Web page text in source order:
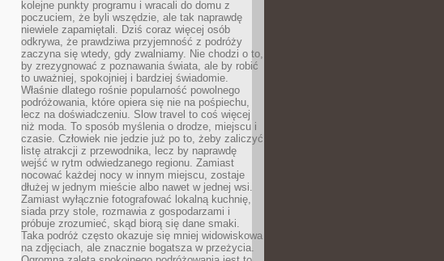
kolejne punkty programu i wracali do domu z
poczuciem, że byli wszędzie, ale tak naprawdę
niewiele zapamiętali. Dziś coraz więcej osób
odkrywa, że prawdziwa przyjemność z podróży
zaczyna się wtedy, gdy zwalniamy. Nie chodzi o to,
by zrezygnować z poznawania świata, ale by robić
to uważniej, spokojniej i bardziej świadomie.
Właśnie dlatego rośnie popularność powolnego
podróżowania, które opiera się nie na pośpiechu,
lecz na doświadczeniu. Slow travel to coś więcej
niż moda. To sposób myślenia o drodze, miejscu i
czasie. Człowiek nie jedzie już po to, żeby zaliczyć
listę atrakcji z przewodnika, lecz by naprawdę
wejść w rytm odwiedzanego regionu. Zamiast
nocować każdej nocy w innym miejscu, zostaje
dłużej w jednym mieście albo nawet w jednej wsi.
Zamiast wyłącznie fotografować lokalną kuchnię,
siada przy stole, rozmawia z gospodarzami i
próbuje zrozumieć, skąd biorą się dane smaki.
Taka podróż często okazuje się mniej widowiskowa
na zdjęciach, ale znacznie bogatsza w przeżycia.